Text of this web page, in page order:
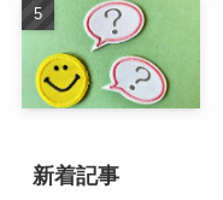
新着記事